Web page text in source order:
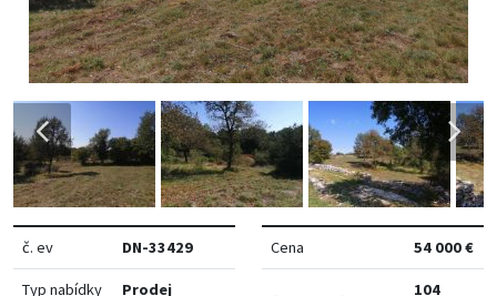
č. ev DN-33429
Typ nabídky Prodej
Cena 54 000 €
104